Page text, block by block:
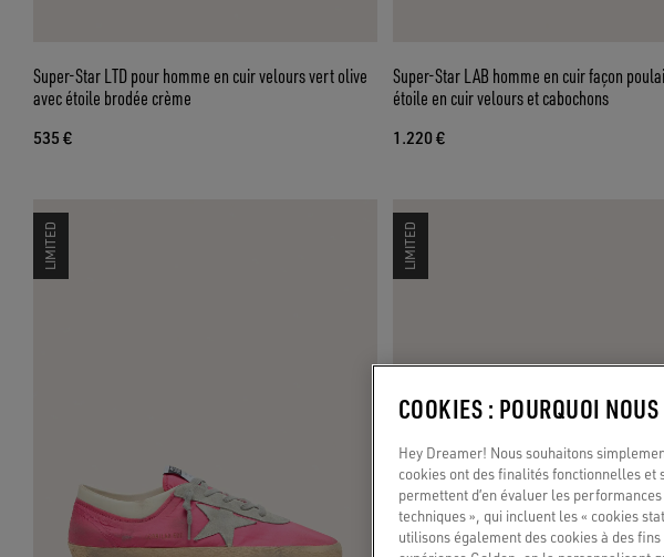
Super-Star LTD pour homme en cuir velours vert olive
avec étoile brodée crème
535 €
Super-Star LAB homme en cuir façon
étoile en cuir velours et cabochons
1.220 €
LIMITED LIMITED
COOKIES : POURQUOI
Hey Dreamer! Nous souhaitons
cookies ont des finalités fonctionnelles et
permettent d’en évaluer les
techniques », qui incluent les « cookies
utilisons également des cookies à des